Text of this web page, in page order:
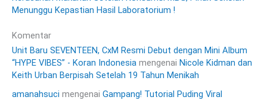
Menunggu Kepastian Hasil Laboratorium !
Komentar
Unit Baru SEVENTEEN, CxM Resmi Debut dengan Mini Album
“HYPE VIBES” - Koran Indonesia mengenai Nicole Kidman dan
Keith Urban Berpisah Setelah 19 Tahun Menikah
amanahsuci mengenai Gampang! Tutorial Puding Viral